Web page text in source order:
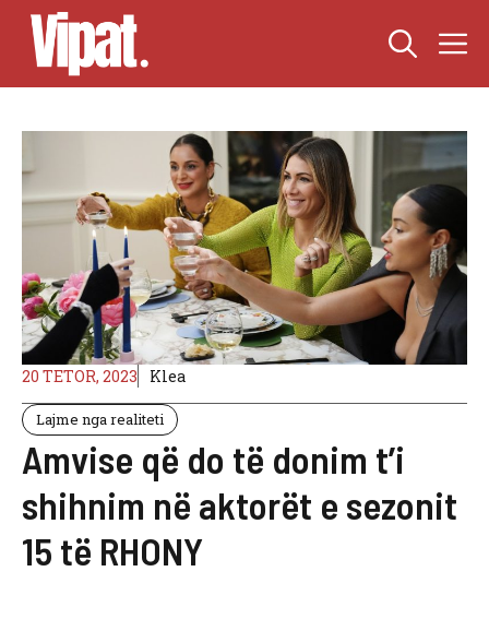
Skip
content
20 TETOR, 2023 Klea
Lajme nga realiteti
Amvise që do të donim t’i
shihnim në aktorët e sezonit
15 të RHONY